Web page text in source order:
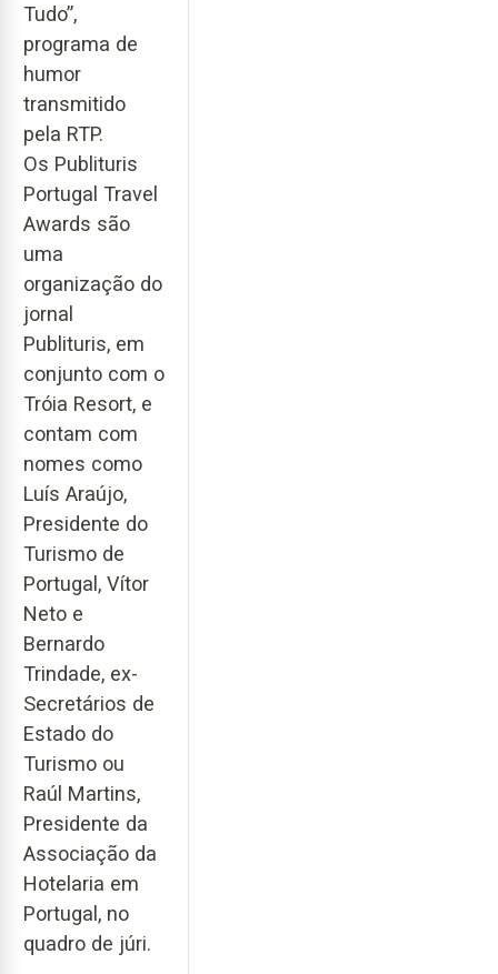
Tudo”,
programa de
humor
transmitido
pela RTP.
Os Publituris
Portugal Travel
Awards são
uma
organização do
jornal
Publituris, em
conjunto com o
Tróia Resort, e
contam com
nomes como
Luís Araújo,
Presidente do
Turismo de
Portugal, Vítor
Neto e
Bernardo
Trindade, ex-
Secretários de
Estado do
Turismo ou
Raúl Martins,
Presidente da
Associação da
Hotelaria em
Portugal, no
quadro de júri.